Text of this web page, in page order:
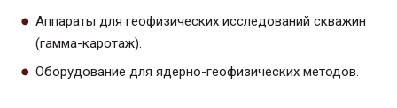
Аппараты для геофизических исследований скважин
(гамма-каротаж).
Оборудование для ядерно-геофизических методов.